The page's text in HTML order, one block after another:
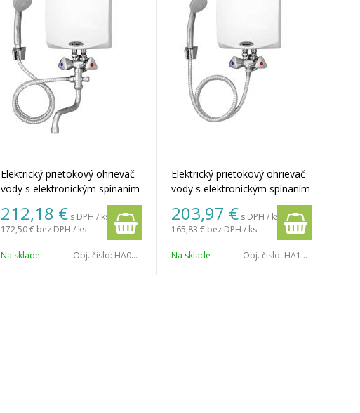
Elektrický prietokový ohrievač
vody s elektronickým spínaním
a vodovodná beztlaková
nástenná vaňová klasická
batéria, výtokové ramienko 18
212,18 € s DPH / ks
172,50 € bez DPH / ks
Na sklade Obj. čislo: HA08MKSET1155
Elektrický prietokový ohrievač
vody s elektronickým spínaním
a vodovodná beztlaková
nástenná sprchová klasická
batéria, sprchová hadica 150
203,97 € s DPH / ks
165,83 € bez DPH / ks
Na sklade Obj. čislo: HA13MKSET1155